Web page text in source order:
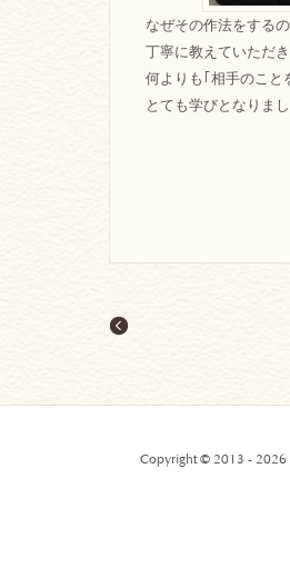
なぜその作法をする
丁寧に教えていただ
何よりも｢相手のこと
とても学びとなりま
Copyright © 2013 - 2026